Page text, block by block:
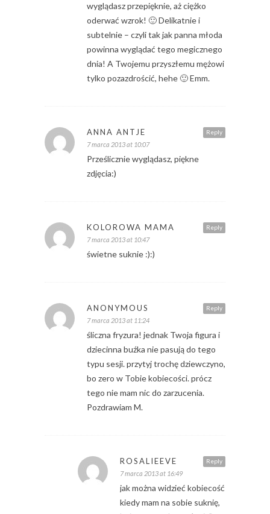
wyglądasz przepięknie, aż ciężko
oderwać wzrok! 🙂 Delikatnie i
subtelnie – czyli tak jak panna młoda
powinna wyglądać tego megicznego
dnia! A Twojemu przyszłemu mężowi
tylko pozazdrościć, hehe 🙂 Emm.
Reply
ANNA ANTJE
7 marca 2013 at 10:07
Prześlicznie wyglądasz, piękne
zdjęcia:)
Reply
KOLOROWA MAMA
7 marca 2013 at 10:47
świetne suknie :):)
Reply
ANONYMOUS
7 marca 2013 at 11:24
śliczna fryzura! jednak Twoja figura i
dziecinna buźka nie pasują do tego
typu sesji. przytyj trochę dziewczyno,
bo zero w Tobie kobiecości. prócz
tego nie mam nic do zarzucenia.
Pozdrawiam M.
Reply
ROSALIEEVE
7 marca 2013 at 16:49
jak można widzieć kobiecość
kiedy mam na sobie suknię,